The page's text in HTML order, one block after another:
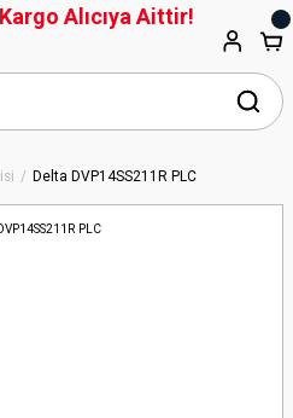
Delta DVP14SS211R PLC
Alıcıya Aittir!